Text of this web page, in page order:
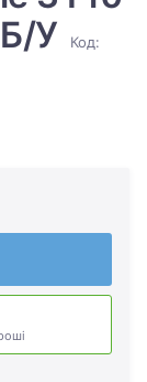
У
Код: